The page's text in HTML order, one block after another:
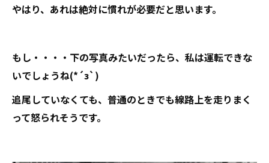
やはり、あれは絶対に慣れが必要だと思います。
もし・・・・下の写真みたいだったら、私は運転できな
いでしょうね(*´з`)
追尾していなくても、普通のときでも線路上を走りまく
って怒られそうです。